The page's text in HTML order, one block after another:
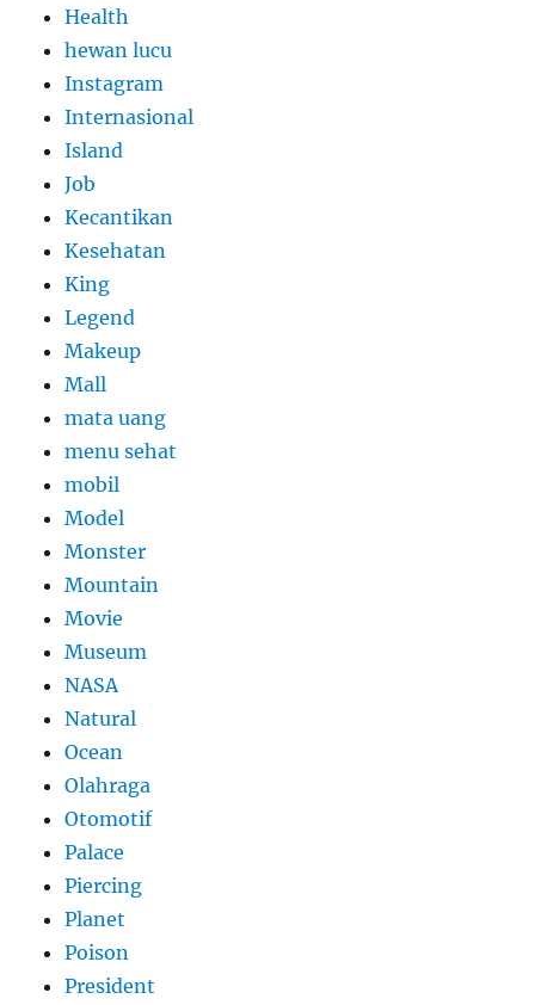
Health
hewan lucu
Instagram
Internasional
Island
Job
Kecantikan
Kesehatan
King
Legend
Makeup
Mall
mata uang
menu sehat
mobil
Model
Monster
Mountain
Movie
Museum
NASA
Natural
Ocean
Olahraga
Otomotif
Palace
Piercing
Planet
Poison
President